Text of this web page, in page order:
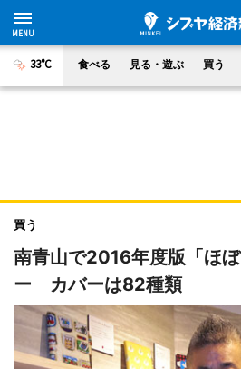
33°C 食べる 見る・遊ぶ 買う
買う
南青山で2016年度版「ほ
ー カバーは82種類